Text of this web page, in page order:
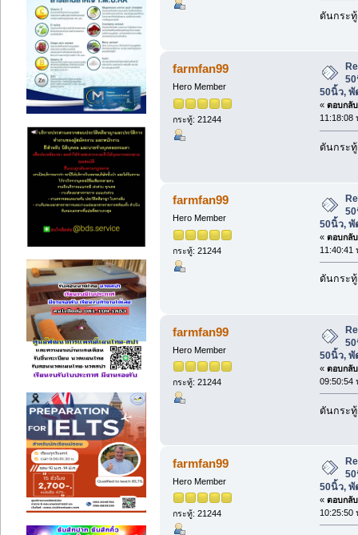
ดันกระ
farmfan99
Hero Member
กระทู้: 21244
50นิ้ว, พั
« ตอบกลั
11:18:08
ดันกระ
farmfan99
Hero Member
กระทู้: 21244
50นิ้ว, พั
« ตอบกลั
11:40:41
ดันกระ
farmfan99
Hero Member
กระทู้: 21244
50นิ้ว, พั
« ตอบกลั
09:50:54
ดันกระ
farmfan99
Hero Member
กระทู้: 21244
50นิ้ว, พั
« ตอบกลั
10:25:50